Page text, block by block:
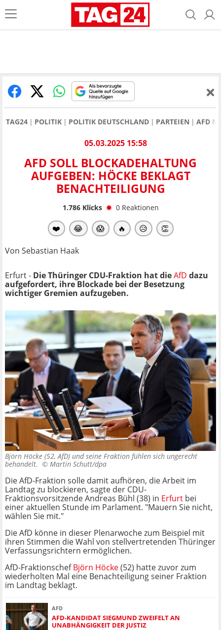
TAG24 POLITIK POLITIK DEUTSCHLAND PARTEIEN AFD
05.03.2025 15:58
AFD SOLL BLOCKADEHALTUNG
AUFGEBEN: HÖCKE BEKLAGT
BENACHTEILIGUNG
1.786Klicks 0 Reaktionen
❤️ 😂 😱 🔥 😥 👏
Von Sebastian Haak
Erfurt - Die Thüringer CDU-Fraktion hat dieAfD dazu
aufgefordert, ihre Blockade bei der Besetzung
wichtiger Gremien aufzugeben.
Björn Höcke (52, AfD) und seine Fraktion fühlen sich ungerecht
behandelt. © Martin Schutt/dpa
Die AfD-Fraktion solle damit aufhören, die Arbeit im
Landtag zu blockieren, sagte der CDU-
Fraktionsvorsitzende Andreas Bühl (38) in Erfurt bei
einer aktuellen Stunde im Parlament. "Mauern Sie nicht,
wählen Sie mit."
Die AfD könne in dieser Plenarwoche zum Beispiel mit
ihren Stimmen die Wahl von stellvertretenden Thüringer
Verfassungsrichtern ermöglichen.
AfD-FraktionschefBjörn Höcke(52) hatte zuvor zum
wiederholten Mal eine Benachteiligung seiner Fraktion
im Landtag beklagt.
AFD
AFD-KANDIDAT SIEGMUND ZWEIFELT AN
UNABHÄNGIGKEIT DER JUSTIZ